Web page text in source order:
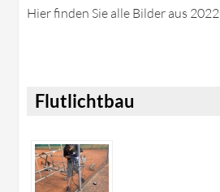
Hier finden Sie alle Bilder aus 2022
Flutlichtbau